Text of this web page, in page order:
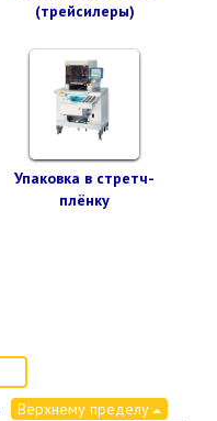
(трейсилеры)
Упаковка в стретч-
плёнку
Верхнему пределу